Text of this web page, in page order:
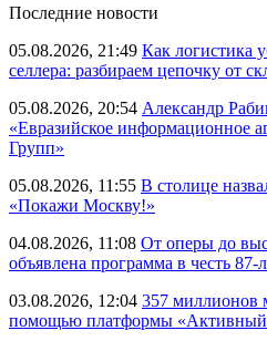
Последние новости
05.08.2026, 21:49 Как логистика
селлера: разбираем цепочку от
05.08.2026, 20:54 Александр
«Евразийское информационное
Групп»
05.08.2026, 11:55 В столице
«Покажи Москву!»
04.08.2026, 11:08 От оперы до
объявлена программа в честь
03.08.2026, 12:04 357 миллионов
помощью платформы «Активный